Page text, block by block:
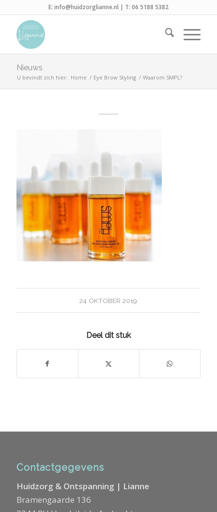
E: info@huidzorglianne.nl | T: 06 5188 5382
Nieuws
U bevindt zich hier: Home / Eye Brow Styling / Waarom SMPL?
24 OKTOBER 2019
Deel dit stuk
Contactgegevens
Huidzorg & Ontspanning | Lianne
Bramengaarde 136